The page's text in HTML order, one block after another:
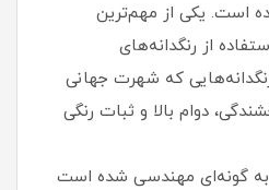
است. یکی از مهم‌ترین
از رنگدانه‌های
که شهرت جهانی
دوام بالا و ثبات رنگی
به گونه‌ای مهندسی شده است